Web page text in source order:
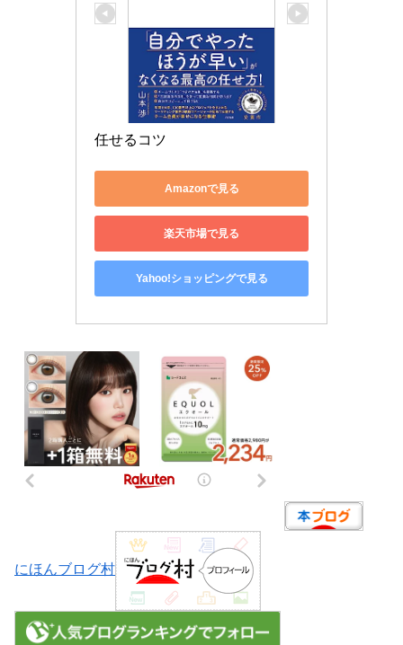
任せるコツ
Amazonで見る
楽天市場で見る
Yahoo!ショッピングで見る
にほんブログ村